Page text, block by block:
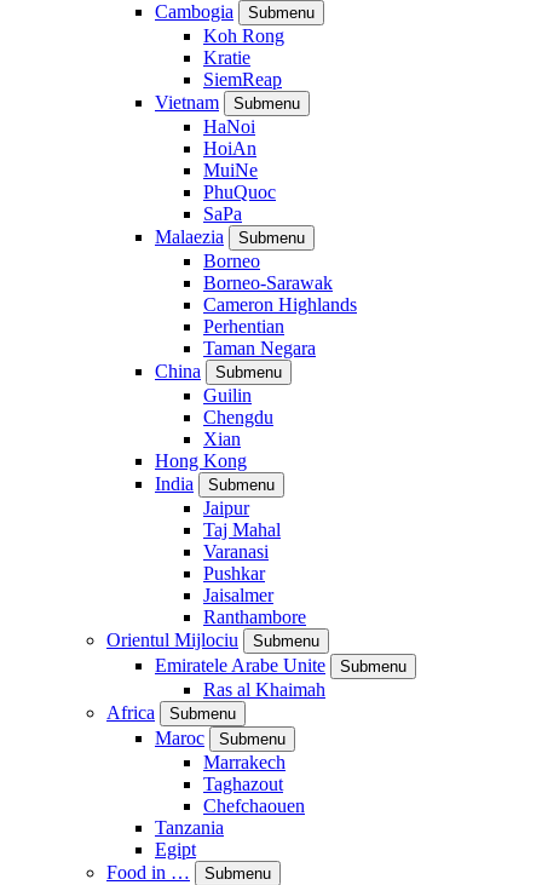
Cambogia
Submenu
Koh Rong
Kratie
SiemReap
Vietnam
Submenu
HaNoi
HoiAn
MuiNe
PhuQuoc
SaPa
Malaezia
Submenu
Borneo
Borneo-Sarawak
Cameron Highlands
Perhentian
Taman Negara
China
Submenu
Guilin
Chengdu
Xian
Hong Kong
India
Submenu
Jaipur
Taj Mahal
Varanasi
Pushkar
Jaisalmer
Ranthambore
Orientul Mijlociu
Submenu
Emiratele Arabe Unite Submenu
Ras al Khaimah
Africa
Submenu
Maroc Submenu
Marrakech
Taghazout
Chefchaouen
Tanzania
Egipt
Food in …
Submenu